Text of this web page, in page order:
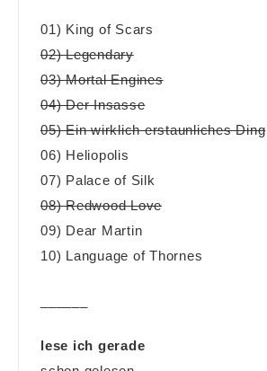
01) King of Scars
02) Legendary
03) Mortal Engines
04) Der Insasse
05) Ein wirklich erstaunliches Ding
06) Heliopolis
07) Palace of Silk
08) Redwood Love
09) Dear Martin
10) Language of Thornes
lese ich gerade